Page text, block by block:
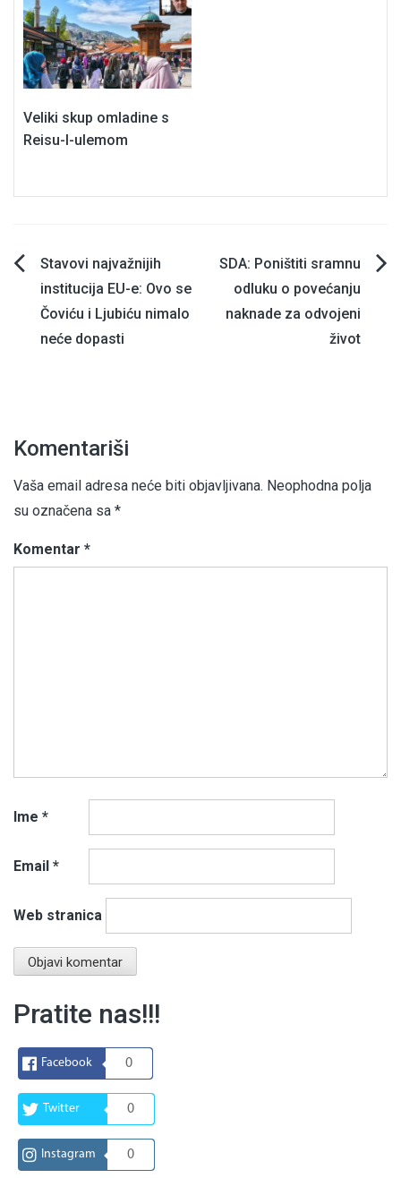
Veliki skup omladine s
Reisu-l-ulemom
Navigacija
članaka
Stavovi najvažnijih
institucija EU-e: Ovo se
Čoviću i Ljubiću nimalo
neće dopasti
SDA: Poništiti sramnu
odluku o povećanju
naknade za odvojeni
život
Komentariši
Vaša email adresa neće biti objavljivana. Neophodna polja
su označena sa *
Komentar *
Ime *
Email *
Web stranica
Pratite nas!!!
Facebook 0
Twitter 0
Instagram 0